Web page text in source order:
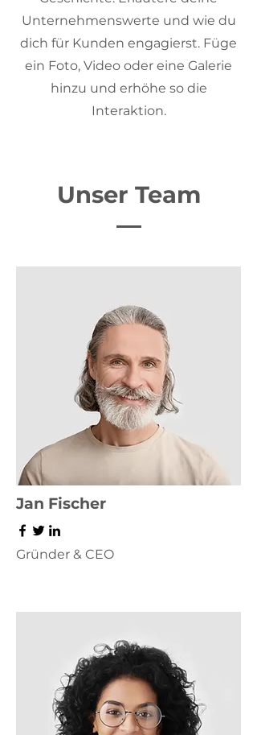
Unternehmenswerte und wie du
dich für Kunden engagierst. Füge
ein Foto, Video oder eine Galerie
hinzu und erhöhe so die
Interaktion.
Unser Team
Jan Fischer
Gründer & CEO